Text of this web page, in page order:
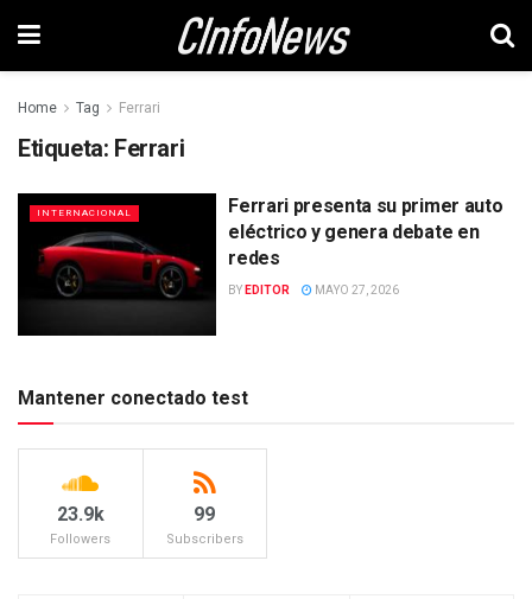
Home Tag Ferrari
Etiqueta: Ferrari
INTERNACIONAL
Ferrari presenta su primer auto
eléctrico y genera debate en
redes
BY EDITOR MAYO 27, 2026
Mantener conectado test
23.9k
Followers
99
Subscribers